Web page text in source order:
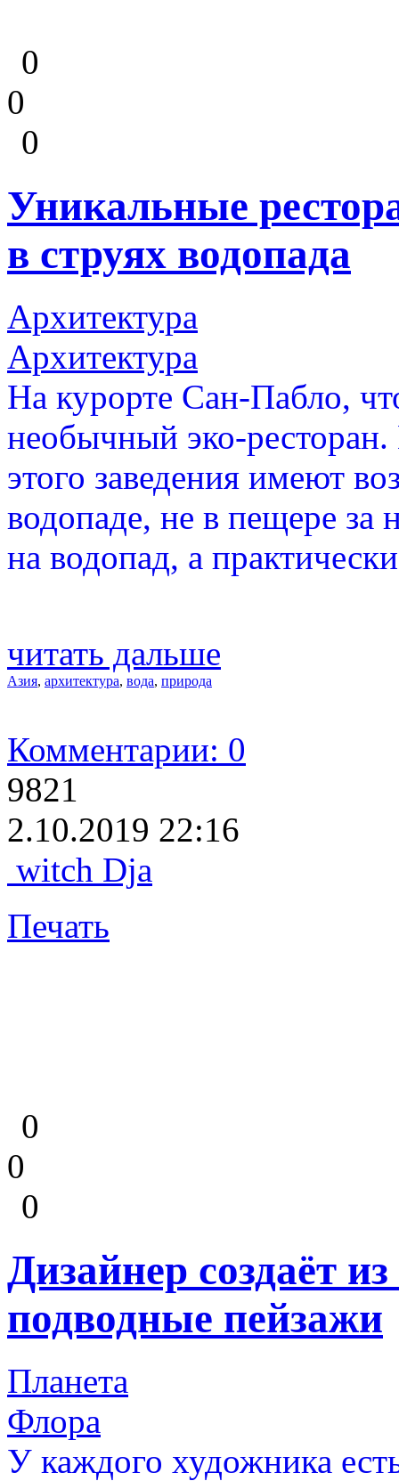
0
0
0
Уникальные
в струях водопада
Архитектура
Архитектура
На курорте Сан-Пабло,
необычный эко-ресторан.
этого заведения имеют
водопаде, не в пещере за
на водопад, а
читать дальше
Азия, архитектура, вода, природа
Комментарии: 0
9821
2.10.2019 22:16
witch Dja
Печать
0
0
0
Дизайнер создаёт
подводные пейзажи
Планета
Флора
У каждого художника